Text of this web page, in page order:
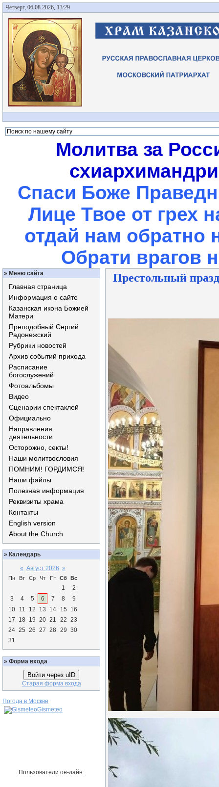
Четверг, 06.08.2026, 13:29
Молитва за
Спаси Боже
Лице Твое от грех
отдай нам обратно
Обрати врагов
» Меню сайта
Главная страница
Информация о сайте
Казанская икона Божией
Матери
Преподобный Сергий
Радонежский
Рубрики новостей
Архив событий прихода
Расписание
богослужений
Фотоальбомы
Видео
Сценарии спектаклей
Официально
Направления
деятельности
Осторожно, секты!
Наши молитвословия
ПОМНИМ! ГОРДИМСЯ!
Наши файлы
Полезная информация
Реквизиты храма
Контакты
English version
About the Church
» Календарь
« Август 2026 »
Пн Вт Ср Чт Пт Сб Вс
1
2
3
4 5 6 7 8
9
10
11 12 13 14 15
16
17
18 19 20 21 22 23
24 25 26 27 28 29 30
31
» Форма входа
Войти через uID
Старая форма входа
Погода в Москве
Gismeteo
Пользователи он-лайн:
Престольный